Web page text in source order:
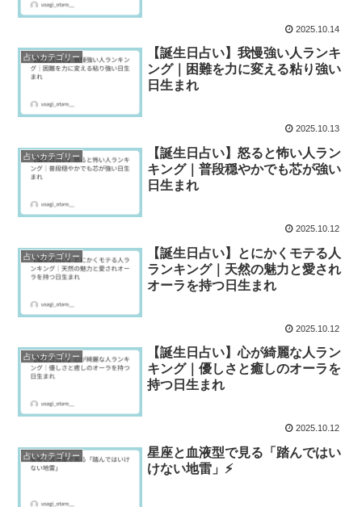
2025.10.14
占いカテゴリー
【誕生日占い】我慢強い人ランキ
ング｜困難を力に変える粘り強い
日生まれ
2025.10.13
占いカテゴリー
【誕生日占い】怒ると怖い人ラン
キング｜普段穏やかでも芯が強い
日生まれ
2025.10.12
占いカテゴリー
【誕生日占い】とにかくモテる人
ランキング｜天然の魅力と愛され
オーラを持つ日生まれ
2025.10.12
占いカテゴリー
【誕生日占い】心が綺麗な人ラン
キング｜優しさと癒しのオーラを
持つ日生まれ
2025.10.12
占いカテゴリー
星座と血液型で見る「踏んではい
けない地雷」⚡